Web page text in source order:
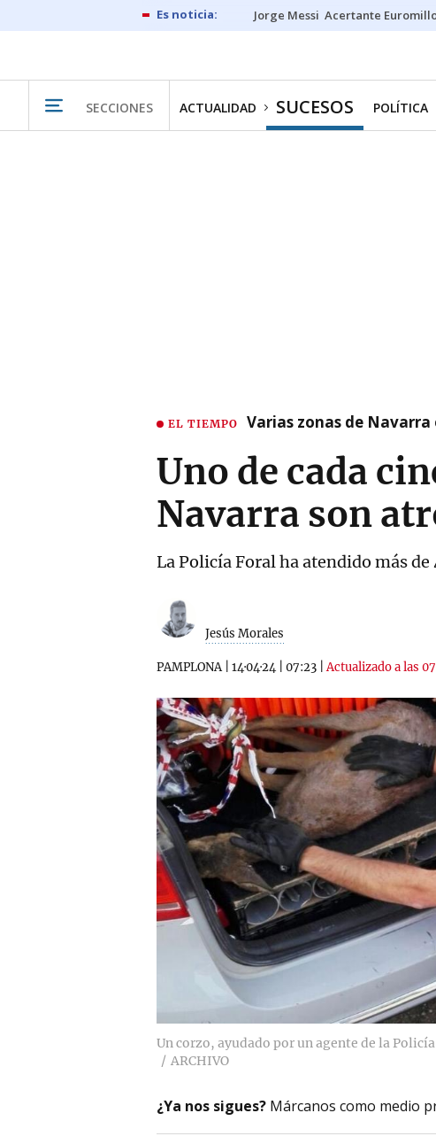
Jorge Messi Acertante
SECCIONES ACTUALIDAD SUCESOS POLÍTICA
EL TIEMPO Varias zonas de
Uno de cada
Navarra son
La Policía Foral ha atendido más
Jesús Morales
PAMPLONA| 14·04·24 07:23 |Actualizado a las
Un corzo, ayudado por un agente de la
ARCHIVO
¿Ya nos sigues? Márcanos como medio